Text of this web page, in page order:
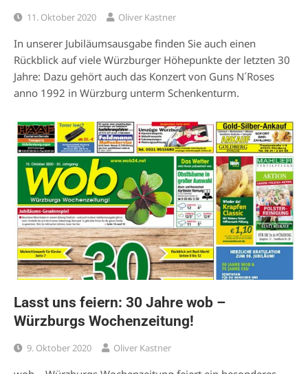
11. Oktober 2020 Oliver Kastner
In unserer Jubiläumsausgabe finden Sie auch einen
Rückblick auf viele Würzburger Höhepunkte der letzten 30
Jahre: Dazu gehört auch das Konzert von Guns N´Roses
anno 1992 in Würzburg unterm Schenkenturm.
Lasst uns feiern: 30 Jahre wob –
Würzburgs Wochenzeitung!
9. Oktober 2020 Oliver Kastner